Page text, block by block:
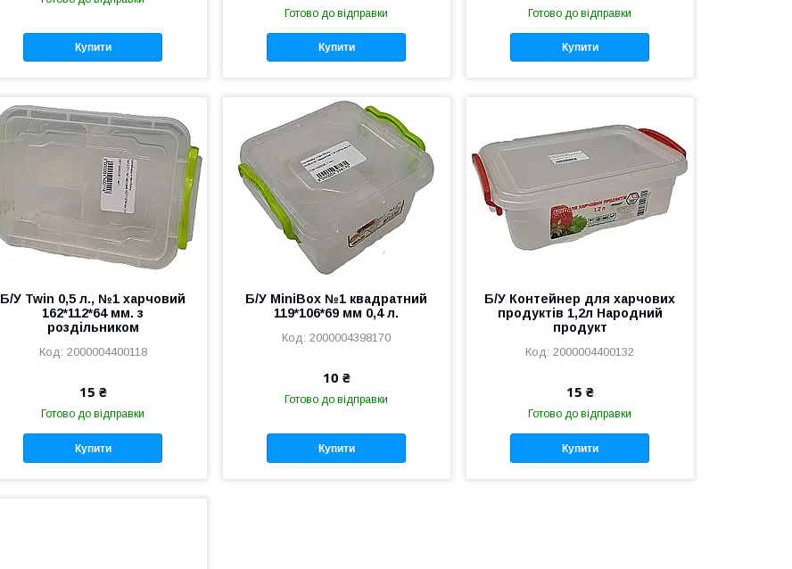
Купити
Готово до відправки
Купити
Готово до відправки
Купити
Б/У Twin 0,5 л., №1 харчовий
162*112*64 мм. з
роздільником
2000004400118
15 ₴
Готово до відправки
Купити
Б/У MiniBox №1 квадратний
119*106*69 мм 0,4 л.
2000004398170
10 ₴
Готово до відправки
Купити
Б/У Контейнер для харчових
продуктів 1,2л Народний
продукт
2000004400132
15 ₴
Готово до відправки
Купити